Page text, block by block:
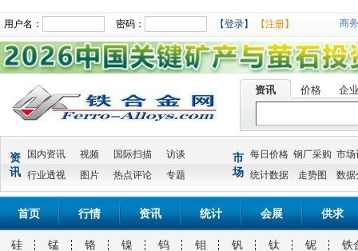
用户名： 密码： 【登录】 【注册】 商
资讯 价格 企
资
讯
国内资讯 视频 国际扫描
访谈
行业透视
图片 热点评论 专题
市
场
每日价格 钢厂采购 市场
统计数据
走势图 数据
首页 行情 资讯 统计 会展 供求
硅 锰 铬 镍 钨 钼 钒 钛 铌 铁